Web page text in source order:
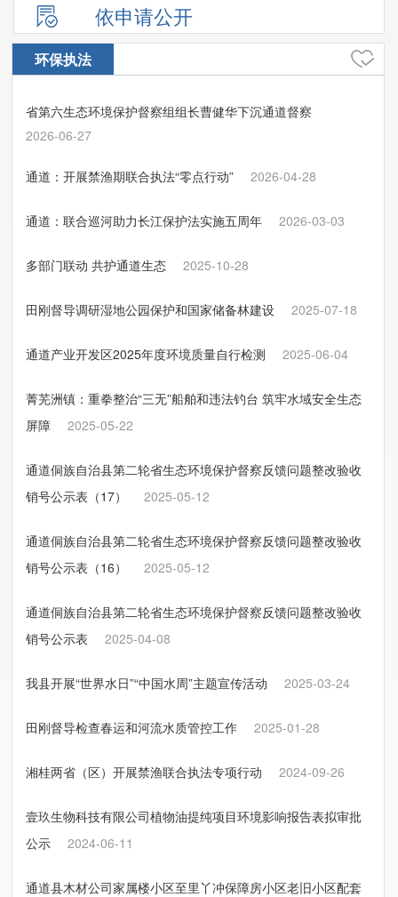
依申请公开
环保执法
省第六生态环境保护督察组组长曹健华下沉通道督察
2026-06-27
通道：开展禁渔期联合执法“零点行动” 2026-04-28
通道：联合巡河助力长江保护法实施五周年 2026-03-03
多部门联动 共护通道生态 2025-10-28
田刚督导调研湿地公园保护和国家储备林建设 2025-07-18
通道产业开发区2025年度环境质量自行检测 2025-06-04
菁芜洲镇：重拳整治“三无”船舶和违法钓台 筑牢水域安全生态
屏障
2025-05-22
通道侗族自治县第二轮省生态环境保护督察反馈问题整改验收
销号公示表（17）
2025-05-12
通道侗族自治县第二轮省生态环境保护督察反馈问题整改验收
销号公示表（16）
2025-05-12
通道侗族自治县第二轮省生态环境保护督察反馈问题整改验收
销号公示表
2025-04-08
我县开展“世界水日”“中国水周”主题宣传活动 2025-03-24
田刚督导检查春运和河流水质管控工作 2025-01-28
湘桂两省（区）开展禁渔联合执法专项行动 2024-09-26
壹玖生物科技有限公司植物油提纯项目环境影响报告表拟审批
公示
2024-06-11
通道县木材公司家属楼小区至里丫冲保障房小区老旧小区配套